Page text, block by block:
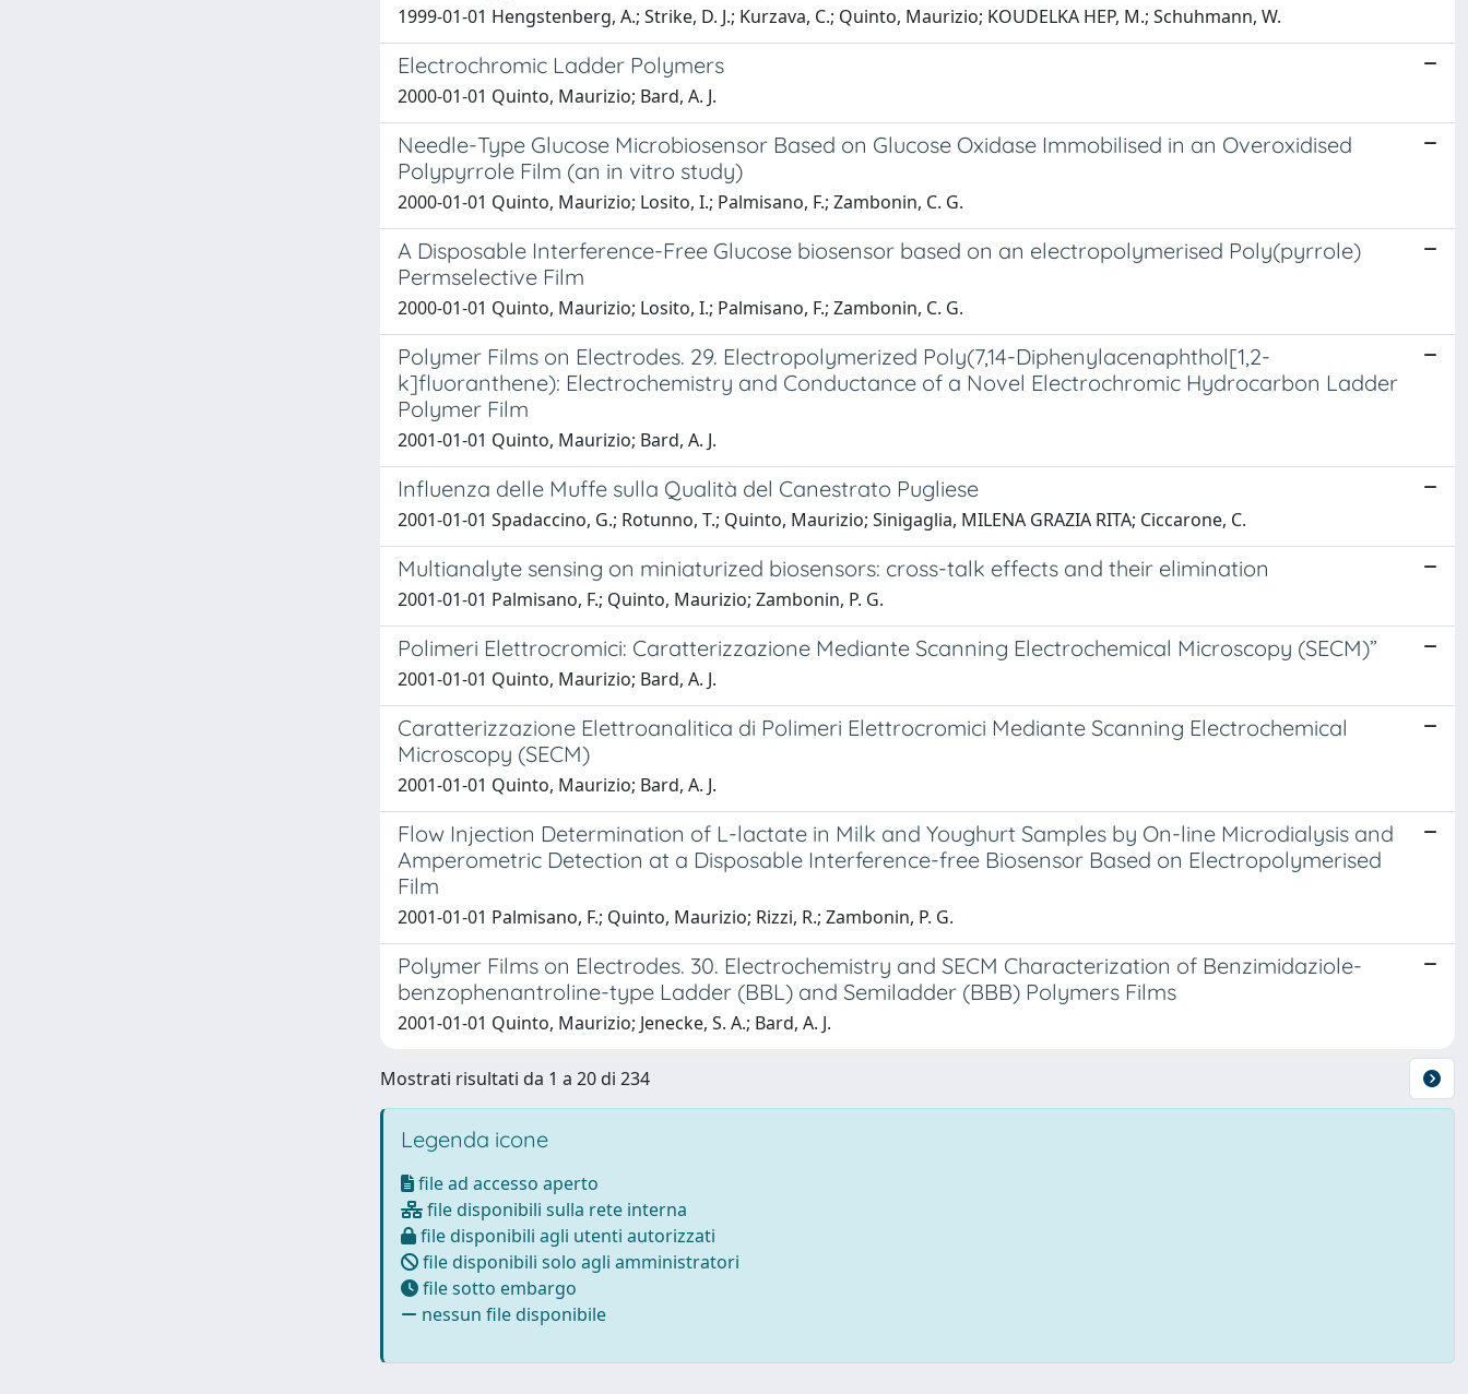
1999-01-01 Hengstenberg, A.; Strike, D. J.; Kurzava, C.; Quinto, Maurizio; KOUDELKA HEP, M.; Schuhmann, W.
Electrochromic Ladder Polymers
2000-01-01 Quinto, Maurizio; Bard, A. J.
Needle-Type Glucose Microbiosensor Based on Glucose Oxidase Immobilised in an Overoxidised
Polypyrrole Film (an in vitro study)
2000-01-01 Quinto, Maurizio; Losito, I.; Palmisano, F.; Zambonin, C. G.
A Disposable Interference-Free Glucose biosensor based on an electropolymerised Poly(pyrrole)
Permselective Film
2000-01-01 Quinto, Maurizio; Losito, I.; Palmisano, F.; Zambonin, C. G.
Polymer Films on Electrodes. 29. Electropolymerized Poly(7,14-Diphenylacenaphthol[1,2-
k]fluoranthene): Electrochemistry and Conductance of a Novel Electrochromic Hydrocarbon Ladder
Polymer Film
2001-01-01 Quinto, Maurizio; Bard, A. J.
Influenza delle Muffe sulla Qualità del Canestrato Pugliese
2001-01-01 Spadaccino, G.; Rotunno, T.; Quinto, Maurizio; Sinigaglia, MILENA GRAZIA RITA; Ciccarone, C.
Multianalyte sensing on miniaturized biosensors: cross-talk effects and their elimination
2001-01-01 Palmisano, F.; Quinto, Maurizio; Zambonin, P. G.
Polimeri Elettrocromici: Caratterizzazione Mediante Scanning Electrochemical Microscopy (SECM)”
2001-01-01 Quinto, Maurizio; Bard, A. J.
Caratterizzazione Elettroanalitica di Polimeri Elettrocromici Mediante Scanning Electrochemical
Microscopy (SECM)
2001-01-01 Quinto, Maurizio; Bard, A. J.
Flow Injection Determination of L-lactate in Milk and Youghurt Samples by On-line Microdialysis and
Amperometric Detection at a Disposable Interference-free Biosensor Based on Electropolymerised
Film
2001-01-01 Palmisano, F.; Quinto, Maurizio; Rizzi, R.; Zambonin, P. G.
Polymer Films on Electrodes. 30. Electrochemistry and SECM Characterization of Benzimidaziole-
benzophenantroline-type Ladder (BBL) and Semiladder (BBB) Polymers Films
2001-01-01 Quinto, Maurizio; Jenecke, S. A.; Bard, A. J.
Mostrati risultati da 1 a 20 di 234
Legenda icone
file ad accesso aperto
file disponibili sulla rete interna
file disponibili agli utenti autorizzati
file disponibili solo agli amministratori
file sotto embargo
nessun file disponibile